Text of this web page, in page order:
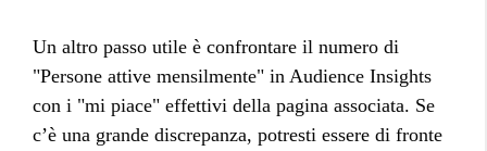
Un altro passo utile è confrontare il numero di
"Persone attive mensilmente" in Audience Insights
con i "mi piace" effettivi della pagina associata. Se
c’è una grande discrepanza, potresti essere di fronte